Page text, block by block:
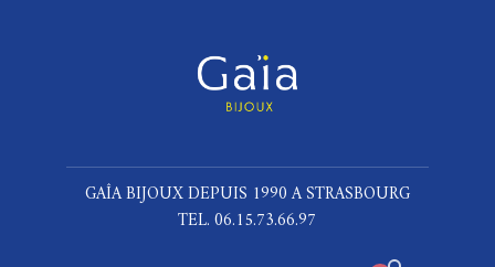
GAÎA BIJOUX DEPUIS 1990 A STRASBOURG
TEL. 06.15.73.66.97